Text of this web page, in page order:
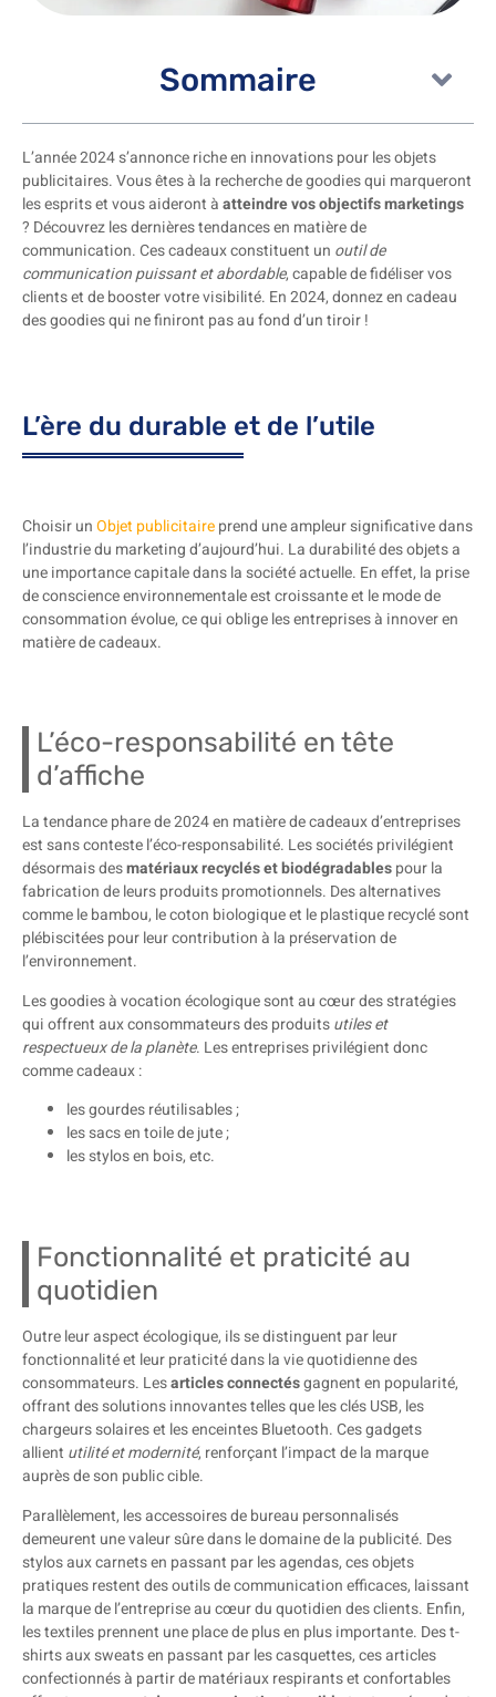
Sommaire
L’année 2024 s’annonce riche en innovations pour les objets
publicitaires. Vous êtes à la recherche de goodies qui marqueront
les esprits et vous aideront àatteindre vos objectifs marketings
? Découvrez les dernières tendances en matière de
communication. Ces cadeaux constituent un outil de
communication puissant et abordable, capable de fidéliser vos
clients et de booster votre visibilité. En 2024, donnez en cadeau
des goodies qui ne finiront pas au fond d’un tiroir !
L’ère du durable et de l’utile
Choisir unObjet publicitaireprend une ampleur significative dans
l’industrie du marketing d’aujourd’hui. La durabilité des objets a
une importance capitale dans la société actuelle. En effet, la prise
de conscience environnementale est croissante et le mode de
consommation évolue, ce qui oblige les entreprises à innover en
matière de cadeaux.
L’éco-responsabilité en tête
d’affiche
La tendance phare de 2024 en matière de cadeaux d’entreprises
est sans conteste l’éco-responsabilité. Les sociétés privilégient
désormais desmatériaux recyclés et biodégradablespour la
fabrication de leurs produits promotionnels. Des alternatives
comme le bambou, le coton biologique et le plastique recyclé sont
plébiscitées pour leur contribution à la préservation de
l’environnement.
Les goodies à vocation écologique sont au cœur des stratégies
qui offrent aux consommateurs des produitsutiles et
respectueux de la planète. Les entreprises privilégient donc
comme cadeaux :
les gourdes réutilisables ;
les sacs en toile de jute ;
les stylos en bois, etc.
Fonctionnalité et praticité au
quotidien
Outre leur aspect écologique, ils se distinguent par leur
fonctionnalité et leur praticité dans la vie quotidienne des
consommateurs. Lesarticles connectésgagnent en popularité,
offrant des solutions innovantes telles que les clés USB, les
chargeurs solaires et les enceintes Bluetooth. Ces gadgets
allient utilité et modernité, renforçant l’impact de la marque
auprès de son public cible.
Parallèlement, les accessoires de bureau personnalisés
demeurent une valeur sûre dans le domaine de la publicité. Des
stylos aux carnets en passant par les agendas, ces objets
pratiques restent des outils de communication efficaces, laissant
la marque de l’entreprise au cœur du quotidien des clients. Enfin,
les textiles prennent une place de plus en plus importante. Des t-
shirts aux sweats en passant par les casquettes, ces articles
confectionnés à partir de matériaux respirants et confortables